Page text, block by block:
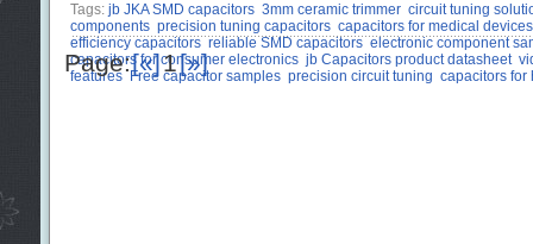
Tags: jb JKA SMD capacitors 3mm ceramic trimmer circuit tuning
components precision tuning capacitors capacitors for medical devices
efficiency capacitors reliable SMD capacitors electronic component
capacitors for consumer electronics jb Capacitors product datasheet
features
Free capacitor samples precision circuit tuning capacitors for
Page:[«]1[»]